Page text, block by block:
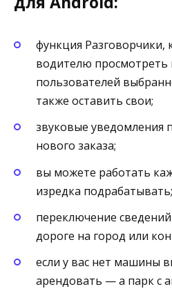
функция Разговорчики,
водителю просмотреть
пользователей
также оставить свои;
звуковые уведомления
нового заказа;
вы можете работать
изредка подрабатывать;
переключение
дороге на город или
если у вас нет машины
арендовать — а парк с